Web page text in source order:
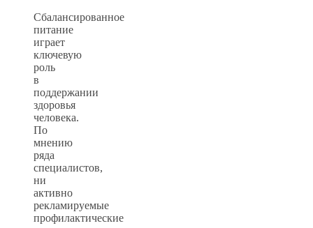
Сбалансированное
питание
играет
ключевую
роль
в
поддержании
здоровья
человека.
По
мнению
ряда
специалистов,
ни
активно
рекламируемые
профилактические